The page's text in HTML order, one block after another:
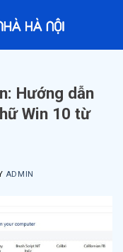
Hướng dẫn
Win 10 từ
ADMIN